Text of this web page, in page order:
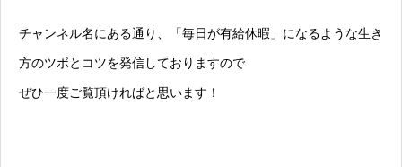
チャンネル名にある通り、「毎日が有給休暇」になるような生き
方のツボとコツを発信しておりますので
ぜひ一度ご覧頂ければと思います！